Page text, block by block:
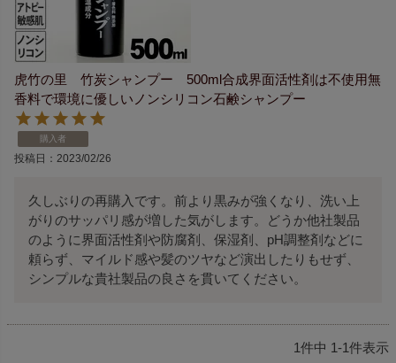
虎竹の里 竹炭シャンプー 500ml合成界面活性剤は不使用無
香料で環境に優しいノンシリコン石鹸シャンプー
購入者
投稿日 2023/02/26
久しぶりの再購入です。前より黒みが強くなり、洗い上
がりのサッパリ感が増した気がします。どうか他社製品
のように界面活性剤や防腐剤、保湿剤、pH調整剤などに
頼らず、マイルド感や髪のツヤなど演出したりもせず、
シンプルな貴社製品の良さを貫いてください。
1件中 1-1件表示